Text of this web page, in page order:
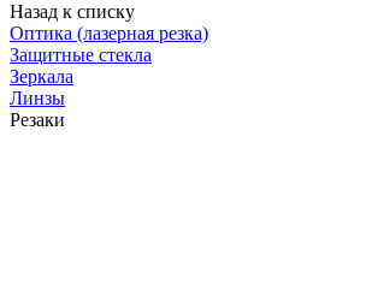
Назад к списку
Оптика (лазерная резка)
Защитные стекла
Зеркала
Линзы
Резаки